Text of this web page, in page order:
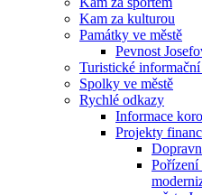
Kam za kulturou
Památky ve městě
Pevnost
Turistické
Spolky ve městě
Rychlé odkazy
Informace
Projekty
Pořízení